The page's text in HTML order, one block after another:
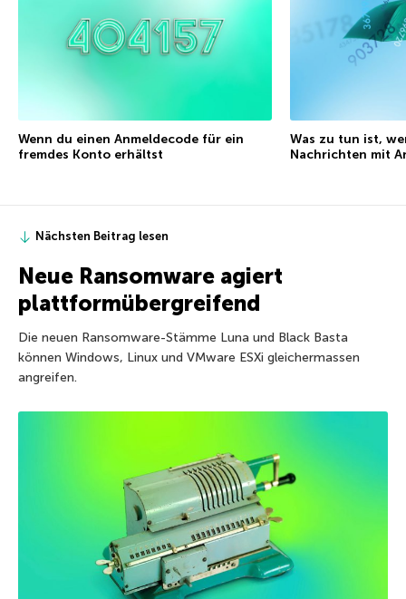
Wenn du einen Anmeldecode für ein
fremdes Konto erhältst
Was zu tun ist,
Nachrichten mit
Nächsten Beitrag lesen
Neue Ransomware agiert
plattformübergreifend
Die neuen Ransomware-Stämme Luna und Black Basta
können Windows, Linux und VMware ESXi gleichermassen
angreifen.